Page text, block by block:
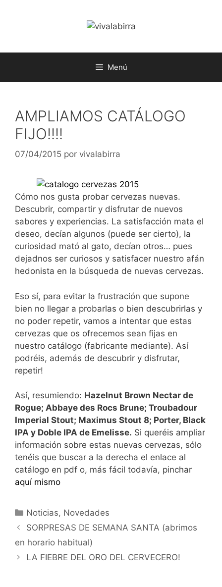
Menú
AMPLIAMOS CATÁLOGO
FIJO!!!!
07/04/2015 por vivalabirra
Cómo nos gusta probar cervezas nuevas.
Descubrir, compartir y disfrutar de nuevos
sabores y experiencias. La satisfacción mata el
deseo, decían algunos (puede ser cierto), la
curiosidad mató al gato, decían otros… pues
dejadnos ser curiosos y satisfacer nuestro afán
hedonista en la búsqueda de nuevas cervezas.
Eso sí, para evitar la frustración que supone
bien no llegar a probarlas o bien descubrirlas y
no poder repetir, vamos a intentar que estas
cervezas que os ofrecemos sean fijas en
nuestro catálogo (fabricante mediante). Así
podréis, además de descubrir y disfrutar,
repetir!
Así, resumiendo: Hazelnut Brown Nectar de
Rogue; Abbaye des Rocs Brune; Troubadour
Imperial Stout; Maximus Stout 8; Porter, Black
IPA y Doble IPA de Emelisse. Si queréis ampliar
información sobre estas nuevas cervezas, sólo
tenéis que buscar a la derecha el enlace al
catálogo en pdf o, más fácil todavía, pinchar
aquí mismo
Categorías
Noticias, Novedades
SORPRESAS DE SEMANA SANTA (abrimos
en horario habitual)
LA FIEBRE DEL ORO DEL CERVECERO!